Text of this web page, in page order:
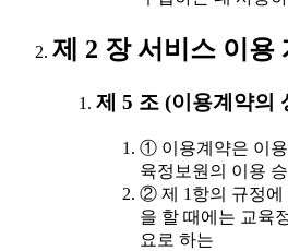
제 2 장 서비스 이용
제 5 조 (이용계약의
① 이용계약은 이
육정보원의 이용
② 제 1항의 규정에
을 할 때에는 교육
요로 하는